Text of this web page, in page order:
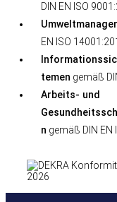
DIN EN ISO
EN ISO
temen gemäß
Arbeits- und
n gemäß DIN EN